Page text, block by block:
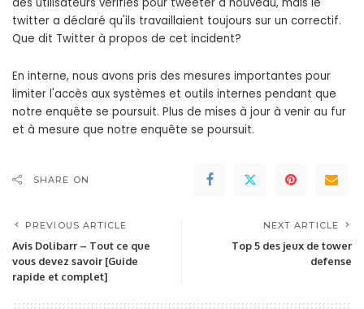
twitter a déclaré qu'ils travaillaient toujours sur un correctif.
Que dit Twitter à propos de cet incident?
En interne, nous avons pris des mesures importantes pour
limiter l'accès aux systèmes et outils internes pendant que
notre enquête se poursuit. Plus de mises à jour à venir au fur
et à mesure que notre enquête se poursuit.
SHARE ON
PREVIOUS ARTICLE
Avis Dolibarr – Tout ce que
vous devez savoir [Guide
rapide et complet]
NEXT ARTICLE
Top 5 des jeux de tower
defense